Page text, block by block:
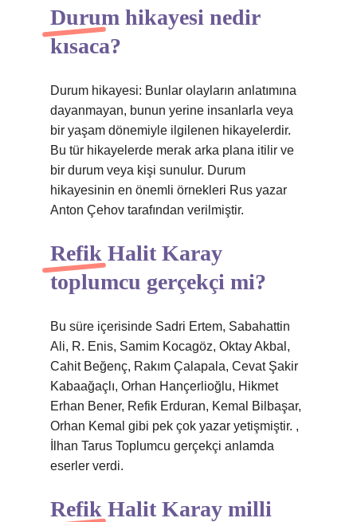
Durum hikayesi nedir
kısaca?
Durum hikayesi: Bunlar olayların anlatımına
dayanmayan, bunun yerine insanlarla veya
bir yaşam dönemiyle ilgilenen hikayelerdir.
Bu tür hikayelerde merak arka plana itilir ve
bir durum veya kişi sunulur. Durum
hikayesinin en önemli örnekleri Rus yazar
Anton Çehov tarafından verilmiştir.
Refik Halit Karay
toplumcu gerçekçi mi?
Bu süre içerisinde Sadri Ertem, Sabahattin
Ali, R. Enis, Samim Kocagöz, Oktay Akbal,
Cahit Beğenç, Rakım Çalapala, Cevat Şakir
Kabaağaçlı, Orhan Hançerlioğlu, Hikmet
Erhan Bener, Refik Erduran, Kemal Bilbaşar,
Orhan Kemal gibi pek çok yazar yetişmiştir. ,
İlhan Tarus Toplumcu gerçekçi anlamda
eserler verdi.
Refik Halit Karay milli